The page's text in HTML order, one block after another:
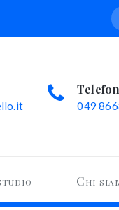
049
Chi